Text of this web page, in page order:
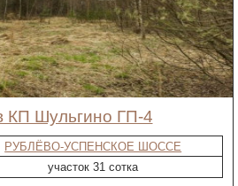
в КП Шульгино ГП-4
РУБЛЁВО-УСПЕНСКОЕ ШОССЕ
участок 31 сотка